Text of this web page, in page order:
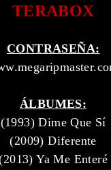
TERABOX
CONTRASEÑA:
ÁLBUMES:
(1993) Dime Que Sí
(2009) Diferente
Ya Me Enteré